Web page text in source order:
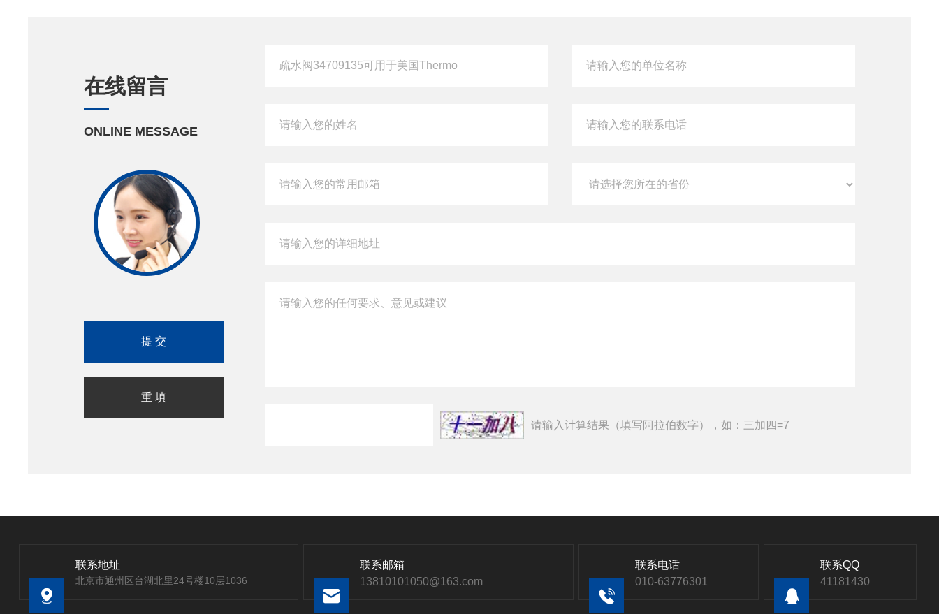
在线留言
ONLINE MESSAGE
请输入计算结果（填写阿拉伯数字），如：三加四=7
联系地址
北京市通州区台湖北里24号楼10层1036
联系邮箱
13810101050@163.com
联系电话
010-63776301
联系QQ
41181430